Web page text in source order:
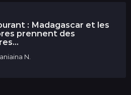
: Madagascar et les
prennent des
N.